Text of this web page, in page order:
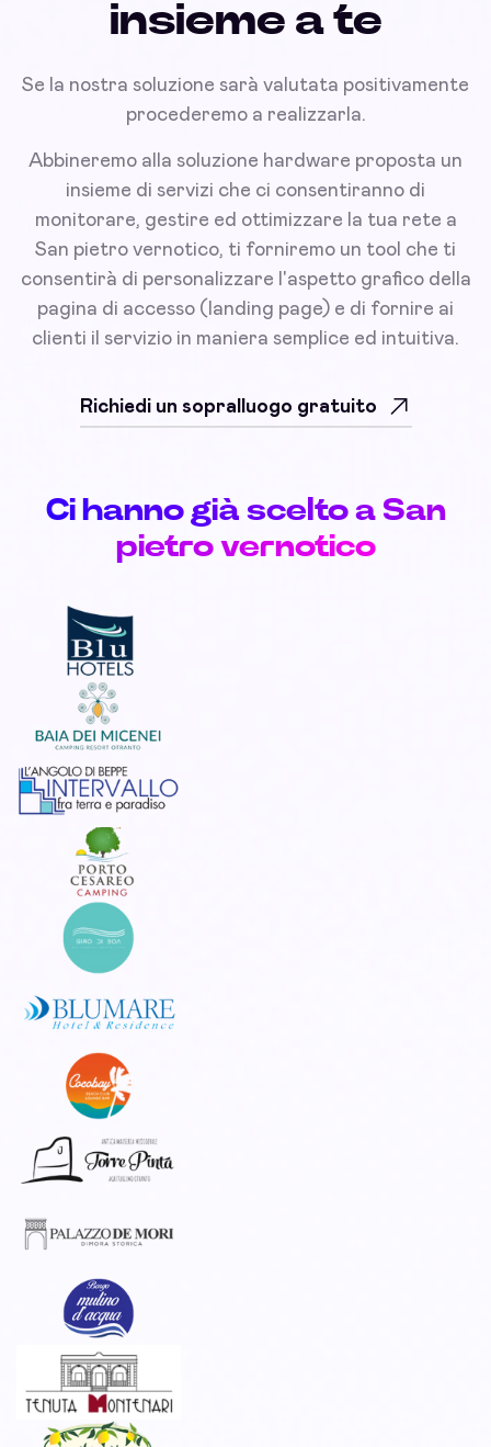
insieme a te
Se la nostra soluzione sarà valutata positivamente
procederemo a realizzarla.
Abbineremo alla soluzione hardware proposta un
insieme di servizi che ci consentiranno di
monitorare, gestire ed ottimizzare la tua rete a
San pietro vernotico, ti forniremo un tool che ti
consentirà di personalizzare l'aspetto grafico della
pagina di accesso (landing page) e di fornire ai
clienti il servizio in maniera semplice ed intuitiva.
Richiedi un sopralluogo gratuito
Ci hanno già scelto a San
pietro vernotico